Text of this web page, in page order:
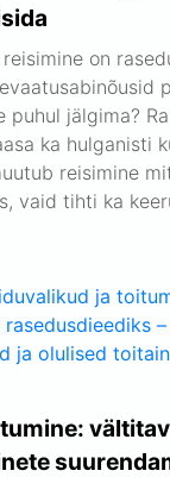
on
jälgima?
ka hulganisti
reisimine
vaid tihti ka